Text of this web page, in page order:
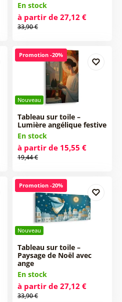
En stock
à partir de 27,12 €
33,90 €
Nouveau
Promotion -20%
Tableau sur toile –
Lumière angélique festive
En stock
à partir de 15,55 €
19,44 €
Nouveau
Promotion -20%
Tableau sur toile –
Paysage de Noël avec
ange
En stock
à partir de 27,12 €
33,90 €